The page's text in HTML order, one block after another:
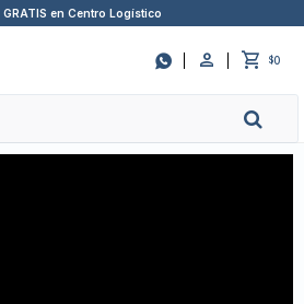
GRATIS en Centro Logístico
 $0